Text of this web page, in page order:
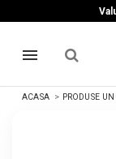
ACASA PRODUSE